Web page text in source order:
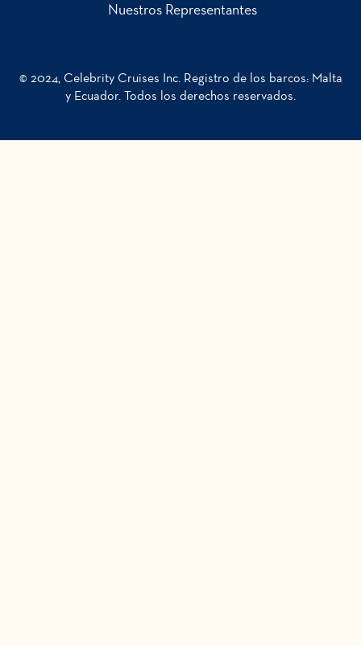
Nuestros Representantes
© 2024, Celebrity Cruises Inc. Registro de los barcos: Malta
y Ecuador. Todos los derechos reservados.